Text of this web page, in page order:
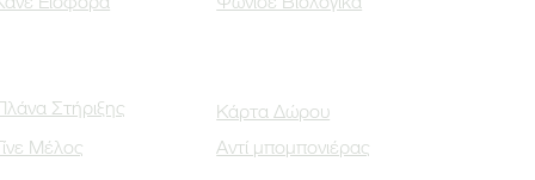
Στήριξης
Μέλος
Κάρτα Δώρου
Αντί μπομπονιέρας